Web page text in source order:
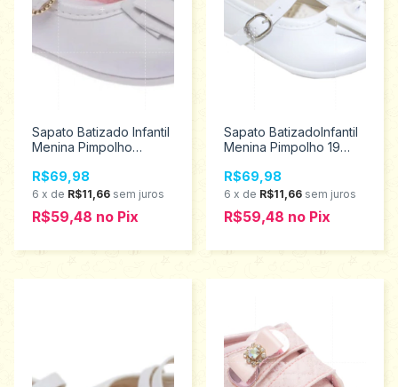
Sapato Batizado Infantil
Menina Pimpolho
R$69,98
6 x de R$11,66 sem juros
R$59,48 no Pix
Sapato BatizadoInfantil
Menina Pimpolho 19
R$69,98
6 x de R$11,66 sem juros
R$59,48 no Pix